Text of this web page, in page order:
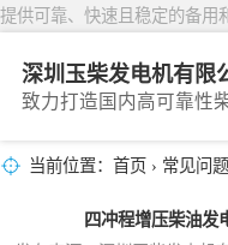
提供可靠、快速且稳定的备用
深圳玉柴发电机有限
致力打造国内高可靠性
当前位置： 首页 › 常见问题
四冲程增压柴油发
固定开放式
封闭撬装式